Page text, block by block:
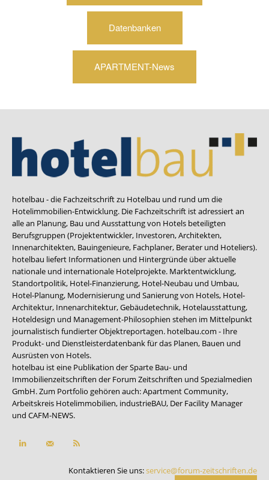
Datenbanken
APARTMENT-News
hotelbau - die Fachzeitschrift zu Hotelbau und rund um die
Hotelimmobilien-Entwicklung. Die Fachzeitschrift ist adressiert an
alle an Planung, Bau und Ausstattung von Hotels beteiligten
Berufsgruppen (Projektentwickler, Investoren, Architekten,
Innenarchitekten, Bauingenieure, Fachplaner, Berater und Hoteliers).
hotelbau liefert Informationen und Hintergründe über aktuelle
nationale und internationale Hotelprojekte. Marktentwicklung,
Standortpolitik, Hotel-Finanzierung, Hotel-Neubau und Umbau,
Hotel-Planung, Modernisierung und Sanierung von Hotels, Hotel-
Architektur, Innenarchitektur, Gebäudetechnik, Hotelausstattung,
Hoteldesign und Management-Philosophien stehen im Mittelpunkt
journalistisch fundierter Objektreportagen. hotelbau.com - Ihre
Produkt- und Dienstleisterdatenbank für das Planen, Bauen und
Ausrüsten von Hotels.
hotelbau ist eine Publikation der Sparte Bau- und
Immobilienzeitschriften der Forum Zeitschriften und Spezialmedien
GmbH. Zum Portfolio gehören auch:Apartment Community,
Arbeitskreis Hotelimmobilien, industrieBAU, Der Facility Manager
und CAFM-NEWS.
Kontaktieren Sie uns:service@forum-zeitschriften.de